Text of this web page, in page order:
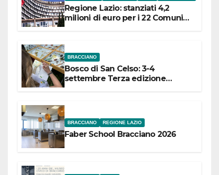
Regione Lazio: stanziati 4,2
milioni di euro per i 22 Comuni
BRACCIANO
Bosco di San Celso: 3-4
settembre Terza edizione
BRACCIANO REGIONE LAZIO
Faber School Bracciano 2026